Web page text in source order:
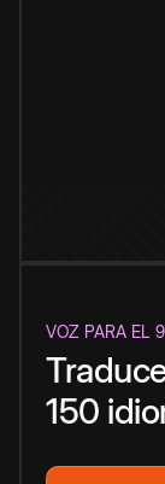
VOZ PARA EL
150